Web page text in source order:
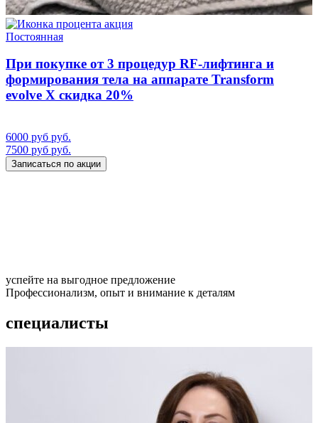
акция
Постоянная
При покупке от 3 процедур RF-лифтинга и
формирования тела на аппарате Transform
evolve X скидка 20%
6000 руб руб.
7500 руб руб.
Записаться по акции
успейте на выгодное предложение
Профессионализм, опыт и внимание к деталям
специалисты